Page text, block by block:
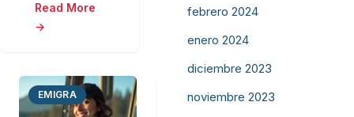
Read More
→
EMIGRA
febrero 2024
enero 2024
diciembre 2023
noviembre 2023